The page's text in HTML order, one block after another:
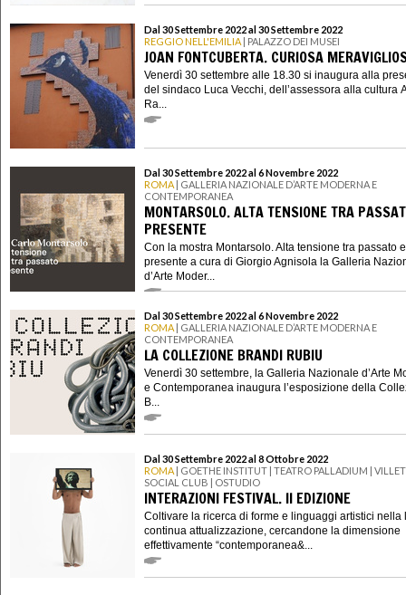
Dal 30 Settembre 2022 al 30 Settembre 2022
REGGIO NELL'EMILIA | PALAZZO DEI MUSEI
JOAN FONTCUBERTA. CURIOSA
Venerdì 30 settembre alle 18.30 si inaugura alla
del sindaco Luca Vecchi, dell’assessora alla cultura
Ra...
Dal 30 Settembre 2022 al 6 Novembre 2022
ROMA | GALLERIA NAZIONALE D’ARTE MODERNA E
CONTEMPORANEA
MONTARSOLO. ALTA TENSIONE TRA
PRESENTE
Con la mostra Montarsolo. Alta tensione tra passato e
presente a cura di Giorgio Agnisola la Galleria
d’Arte Moder...
Dal 30 Settembre 2022 al 6 Novembre 2022
ROMA | GALLERIA NAZIONALE D’ARTE MODERNA E
CONTEMPORANEA
LA COLLEZIONE BRANDI RUBIU
Venerdì 30 settembre, la Galleria Nazionale d’Arte
e Contemporanea inaugura l’esposizione della
B...
Dal 30 Settembre 2022 al 8 Ottobre 2022
ROMA | GOETHE INSTITUT | TEATRO PALLADIUM |
SOCIAL CLUB | OSTUDIO
INTERAZIONI FESTIVAL. II EDIZIONE
Coltivare la ricerca di forme e linguaggi artistici nella
continua attualizzazione, cercandone la dimensione
effettivamente “contemporanea&...